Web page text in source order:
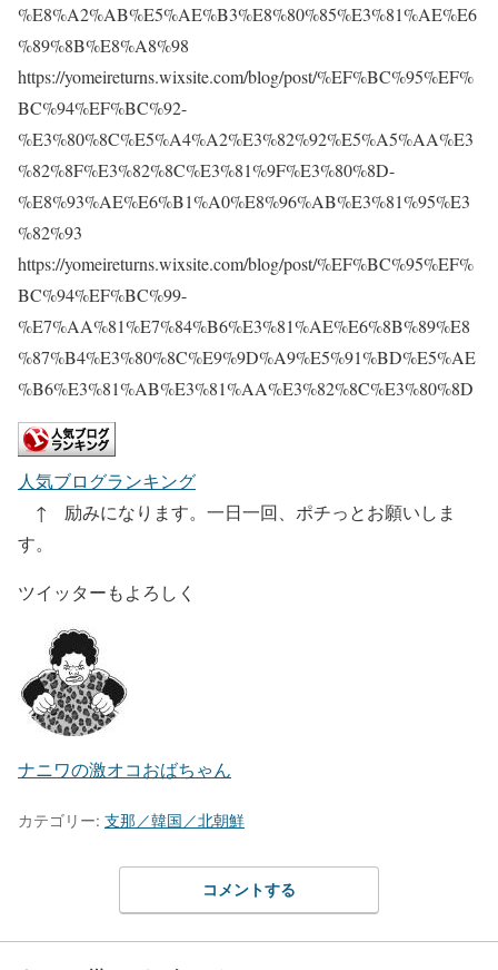
%E8%A2%AB%E5%AE%B3%E8%80%85%E3%81%AE%E6
%89%8B%E8%A8%98
https://yomeireturns.wixsite.com/blog/post/%EF%BC%95%EF%
BC%94%EF%BC%92-
%E3%80%8C%E5%A4%A2%E3%82%92%E5%A5%AA%E3
%82%8F%E3%82%8C%E3%81%9F%E3%80%8D-
%E8%93%AE%E6%B1%A0%E8%96%AB%E3%81%95%E3
%82%93
https://yomeireturns.wixsite.com/blog/post/%EF%BC%95%EF%
BC%94%EF%BC%99-
%E7%AA%81%E7%84%B6%E3%81%AE%E6%8B%89%E8
%87%B4%E3%80%8C%E9%9D%A9%E5%91%BD%E5%AE
%B6%E3%81%AB%E3%81%AA%E3%82%8C%E3%80%8D
人気ブログランキング
↑ 励みになります。一日一回、ポチっとお願いしま
す。
ツイッターもよろしく
ナニワの激オコおばちゃん
カテゴリー: 支那／韓国／北朝鮮
コメントする